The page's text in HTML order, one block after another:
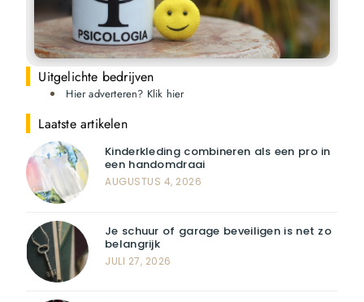
Uitgelichte bedrijven
Hier adverteren? Klik hier
Laatste artikelen
Kinderkleding combineren als een pro in
een handomdraai
AUGUSTUS 4, 2026
Je schuur of garage beveiligen is net zo
belangrijk
JULI 27, 2026